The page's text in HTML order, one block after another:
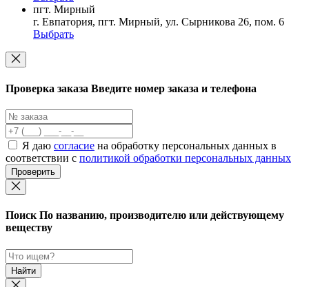
пгт. Мирный
г. Евпатория, пгт. Мирный, ул. Сырникова 26, пом. 6
Выбрать
Проверка заказа Введите номер заказа и телефона
Я даю согласие на обработку персональных данных в
соответствии с политикой обработки персональных данных
Проверить
Поиск По названию, производителю или действующему
веществу
Найти